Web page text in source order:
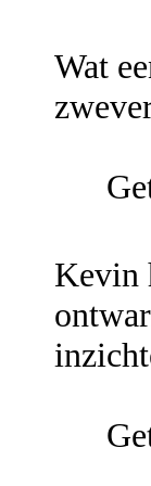
Wat
Kevin